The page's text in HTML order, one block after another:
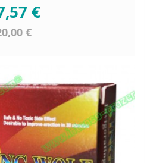
€
€